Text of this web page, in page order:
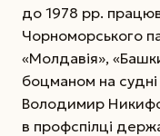
до 1978 рр.
Чорноморського
«Молдавія»,
боцманом на
Володимир
в профспілці